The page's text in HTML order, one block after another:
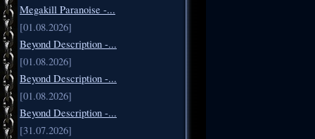
Megakill Paranoise -...
[01.08.2026]
Beyond Description -...
[01.08.2026]
Beyond Description -...
[01.08.2026]
Beyond Description -...
[31.07.2026]